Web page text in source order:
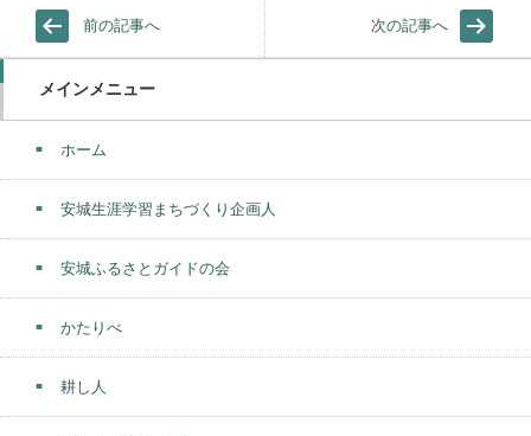
前の記事へ 次の記事へ
メインメニュー
ホーム
安城生涯学習まちづくり企画人
安城ふるさとガイドの会
かたりべ
耕し人